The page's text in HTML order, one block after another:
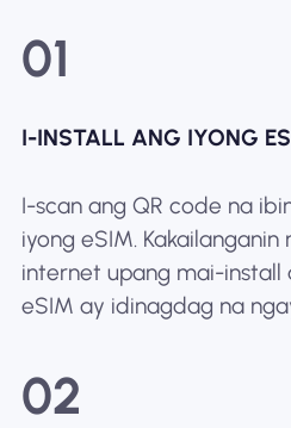
01
I-INSTALL ANG IYONG
I-scan ang QR code na
iyong eSIM. Kakailanganin
internet upang mai-install
eSIM ay idinagdag na
02